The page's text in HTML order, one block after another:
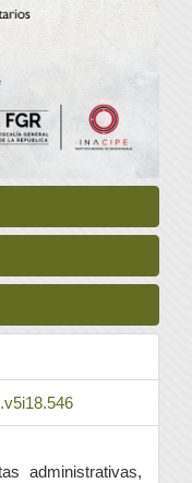
administrativas,